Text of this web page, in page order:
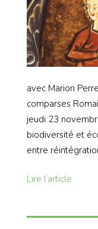
avec Marion
comparses
jeudi 23
biodiversité et
entre
Lire l’article